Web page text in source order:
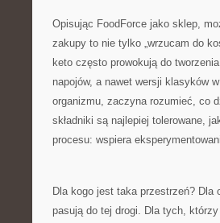
Opisując FoodForce jako sklep,
zakupy to nie tylko „wrzucam do
keto często prowokują do
napojów, a nawet wersji klasyków
organizmu, zaczyna rozumieć, co
składniki są najlepiej tolerowane,
procesu: wspiera
Dla kogo jest taka przestrzeń?
pasują do tej drogi. Dla tych,